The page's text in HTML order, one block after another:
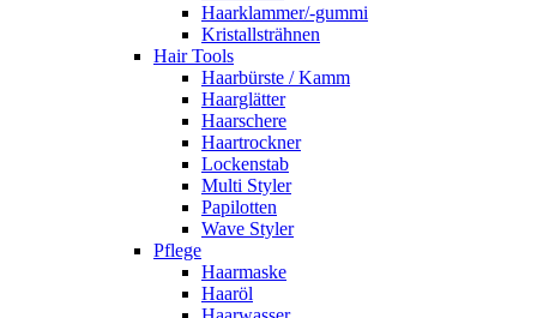
Haarklammer/-gummi
Kristallsträhnen
Hair Tools
Haarbürste / Kamm
Haarglätter
Haarschere
Haartrockner
Lockenstab
Multi Styler
Papilotten
Wave Styler
Pflege
Haarmaske
Haaröl